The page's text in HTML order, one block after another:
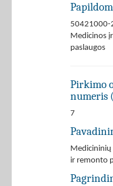
50421000-
Medicinos
paslaugos
Pirkimo
numeris
7
Medicininių
ir remonto